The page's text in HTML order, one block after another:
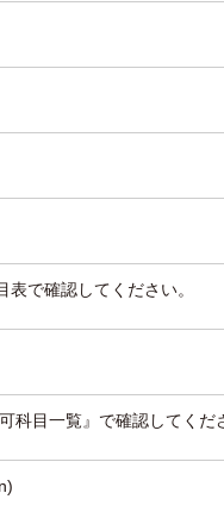
で確認してください。
科目一覧』で確認してくだ